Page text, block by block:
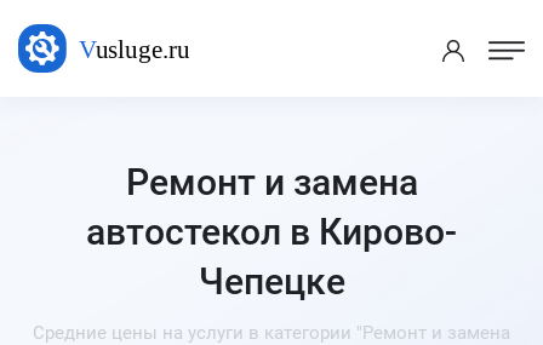
Ремонт и замена
автостекол в Кирово-
Чепецке
Средние цены на услуги в категории "Ремонт и замена